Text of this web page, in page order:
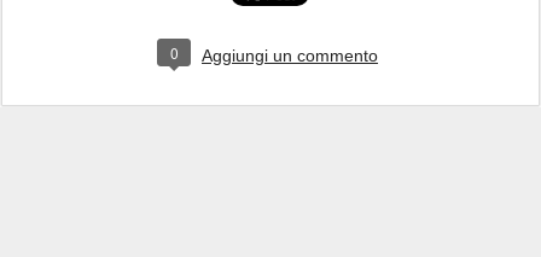
0 Aggiungi un commento